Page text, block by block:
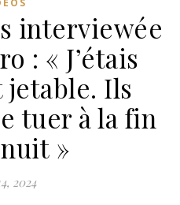
interviewée
: « J’étais
jetable. Ils
tuer à la fin
»
2024